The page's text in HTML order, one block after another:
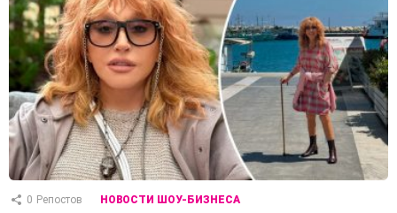
0 Репостов НОВОСТИ ШОУ-БИЗНЕСА